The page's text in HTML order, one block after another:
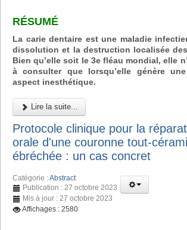
RÉSUMÉ
La carie dentaire est une maladie
dissolution et la destruction localisée
Bien qu’elle soit le 3e fléau mondial, elle
à consulter que lorsqu’elle génère
aspect inesthétique.
Lire la suite...
Protocole clinique pour la
orale d'une couronne tout-
ébréchée : un cas concret
Catégorie :Abstract
Publication : 27 octobre 2023
Mis à jour : 27 octobre 2023
Affichages : 2580